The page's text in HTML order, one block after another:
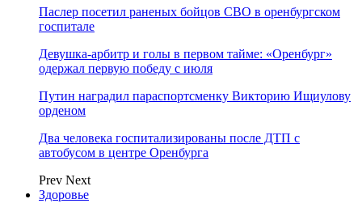
Паслер посетил раненых бойцов СВО в оренбургском
госпитале
Девушка-арбитр и голы в первом тайме: «Оренбург»
одержал первую победу с июля
Путин наградил параспортсменку Викторию Ищиулову
орденом
Два человека госпитализированы после ДТП с
автобусом в центре Оренбурга
Prev Next
Здоровье